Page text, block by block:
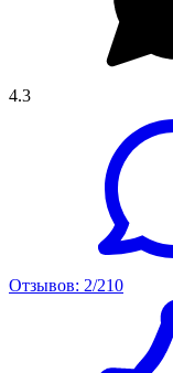
4.3
Отзывов: 2/210